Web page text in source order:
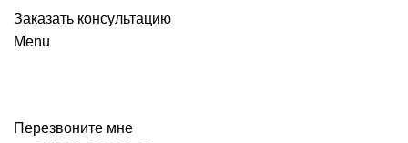
Заказать консультацию
Menu
Перезвоните мне